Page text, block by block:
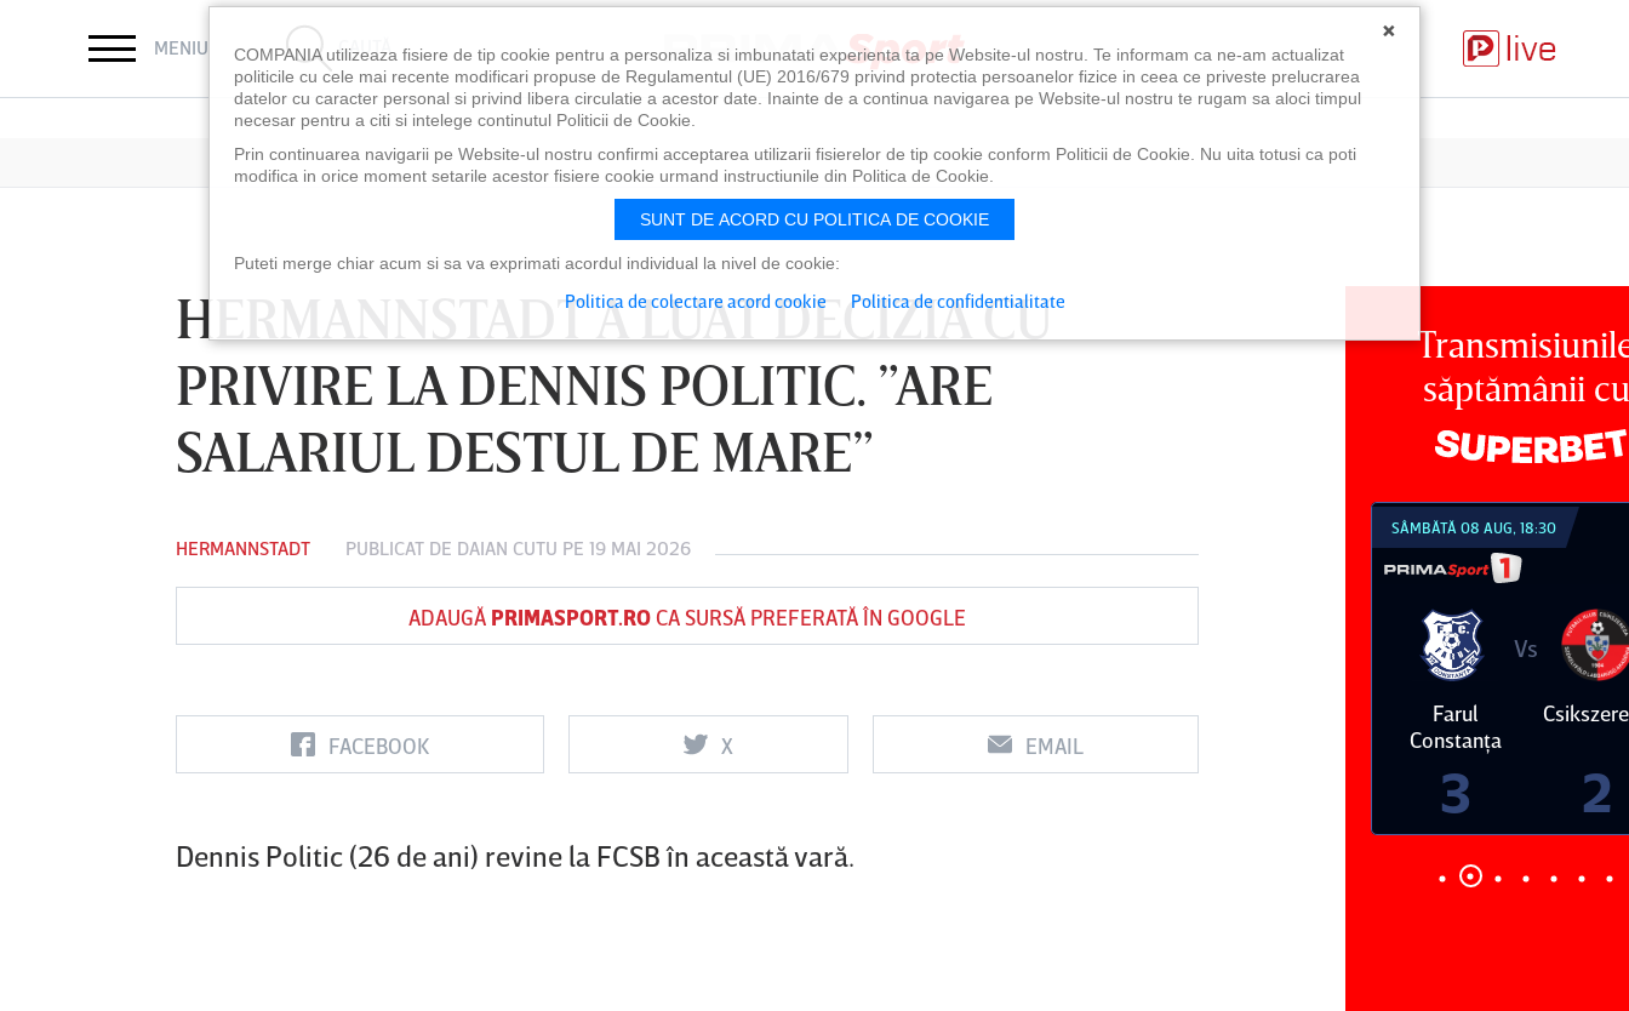
MENIU CAUTĂ
HERMANNSTADT A LUAT DECIZIA CU
PRIVIRE LA DENNIS POLITIC. ”ARE
SALARIUL DESTUL DE MARE”
HERMANNSTADT PUBLICAT DE DAIAN CUTU PE 19 MAI 2026
ADAUGĂ PRIMASPORT.ROCA SURSĂ PREFERATĂ ÎN GOOGLE
FACEBOOK X EMAIL
Dennis Politic (26 de ani) revine la FCSB în această vară.
săptămânii cu
FC Botoşani
Vs
Corvinul
Hunedoara
Sepsi OSK Sf
Vs
FCSB UTA Arad
0
Vs
Rapid
0
Farul
3
Vs
SÂMBĂTĂ 08 AUG, 21:30
Dinamo
4
Vs
FC
0
×
COMPANIA utilizeaza fisiere de tip cookie pentru a personaliza si imbunatati experienta ta pe Website-ul nostru. Te informam ca ne-am actualizat
politicile cu cele mai recente modificari propuse de Regulamentul (UE) 2016/679 privind protectia persoanelor fizice in ceea ce priveste prelucrarea
datelor cu caracter personal si privind libera circulatie a acestor date. Inainte de a continua navigarea pe Website-ul nostru te rugam sa aloci timpul
necesar pentru a citi si intelege continutul Politicii de Cookie.
Prin continuarea navigarii pe Website-ul nostru confirmi acceptarea utilizarii fisierelor de tip cookie conform Politicii de Cookie. Nu uita totusi ca poti
modifica in orice moment setarile acestor fisiere cookie urmand instructiunile din Politica de Cookie.
SUNT DE ACORD CU POLITICA DE COOKIE
Puteti merge chiar acum si sa va exprimati acordul individual la nivel de cookie:
Politica de colectare acord cookie Politica de confidentialitate